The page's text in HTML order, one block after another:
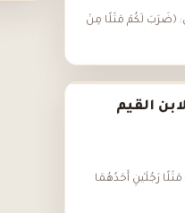
﴿ضَرَبَ لَكُمْ مَثَلًا مِنْ
القيم
رَجُلَيْنِ أَحَدُهُمَا